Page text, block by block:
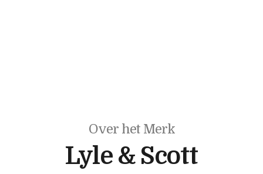
Over het Merk
Lyle & Scott